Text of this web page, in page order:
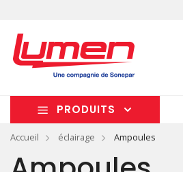
PRODUITS
Accueil éclairage Ampoules